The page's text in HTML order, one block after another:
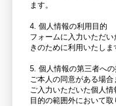
ます。
4. 個人情報の利用目的
フォームに入力いただ
きのために利用いたしま
5. 個人情報の第三者へ
ご本人の同意がある場合
ご入力いただいた個人
目的の範囲外において取